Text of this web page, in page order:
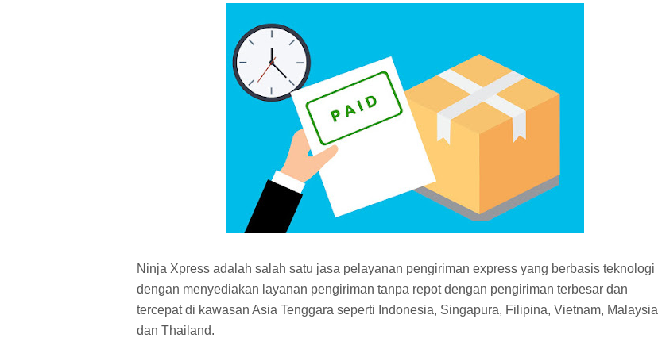
Ninja Xpress adalah salah satu jasa pelayanan pengiriman express yang berbasis teknologi
dengan menyediakan layanan pengiriman tanpa repot dengan pengiriman terbesar dan
tercepat di kawasan Asia Tenggara seperti Indonesia, Singapura, Filipina, Vietnam, Malaysia
dan Thailand.